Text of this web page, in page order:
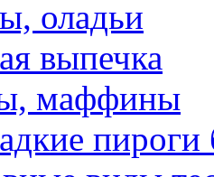
оладьи
выпечка
маффины
пироги